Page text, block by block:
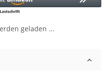
geladen ...